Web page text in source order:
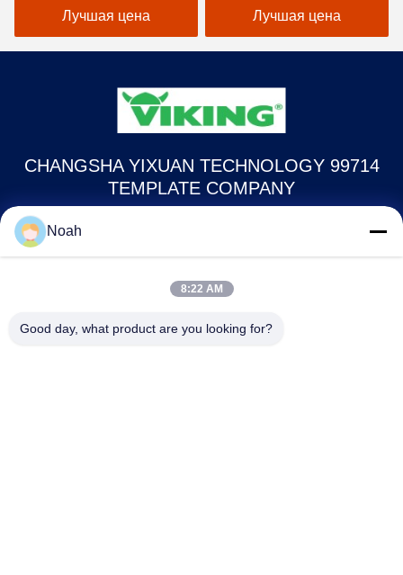
Лучшая цена
Лучшая цена
CHANGSHA YIXUAN TECHNOLOGY 99714
TEMPLATE COMPANY
город Чанша, провинция Хунань
Noah
8:22 AM
Good day, what product are you looking for?